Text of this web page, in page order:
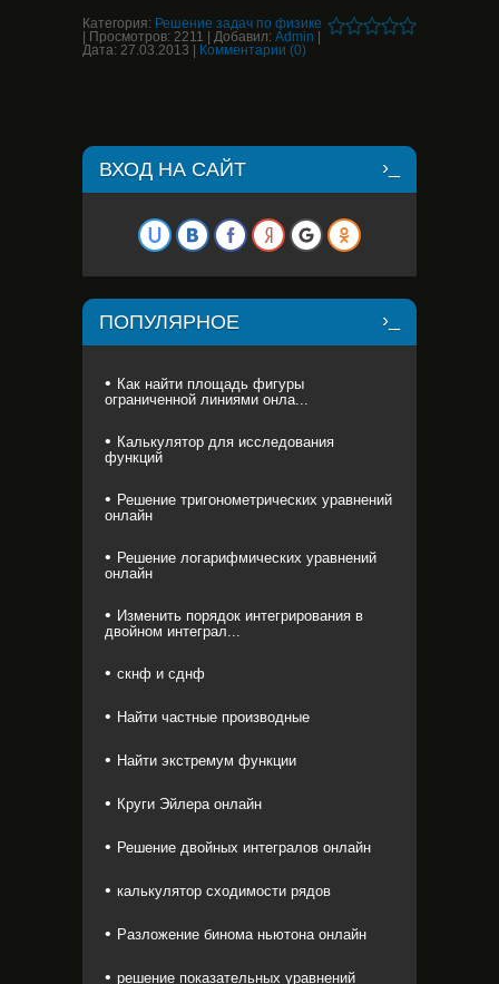
Категория: Решение задач по физике
Просмотров: 2211 Добавил: Admin
Дата: 27.03.2013 Комментарии (0)
ВХОД НА САЙТ
ПОПУЛЯРНОЕ
Как найти площадь фигуры
ограниченной линиями онла...
Калькулятор для исследования
функций
Решение тригонометрических уравнений
онлайн
Решение логарифмических уравнений
онлайн
Изменить порядок интегрирования в
двойном интеграл...
скнф и сднф
Найти частные производные
Найти экстремум функции
Круги Эйлера онлайн
Решение двойных интегралов онлайн
калькулятор сходимости рядов
Разложение бинома ньютона онлайн
решение показательных уравнений